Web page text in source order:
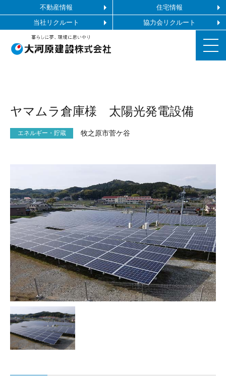
不動産情報
住宅情報
当社リクルート
協力会リクルート
協力会社の皆様へ
お問い合わせ
サイトマップ
施工ギャラリー
ヤマムラ倉庫様 太陽光発電設備
エネルギー・貯蔵 牧之原市菅ケ谷